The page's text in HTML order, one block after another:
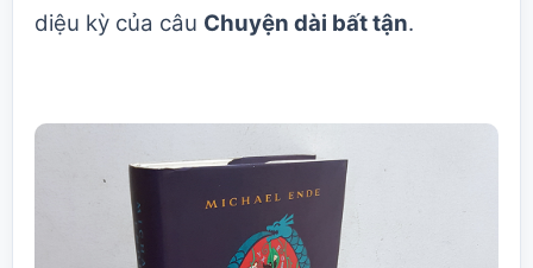
diệu kỳ của câu Chuyện dài bất tận.